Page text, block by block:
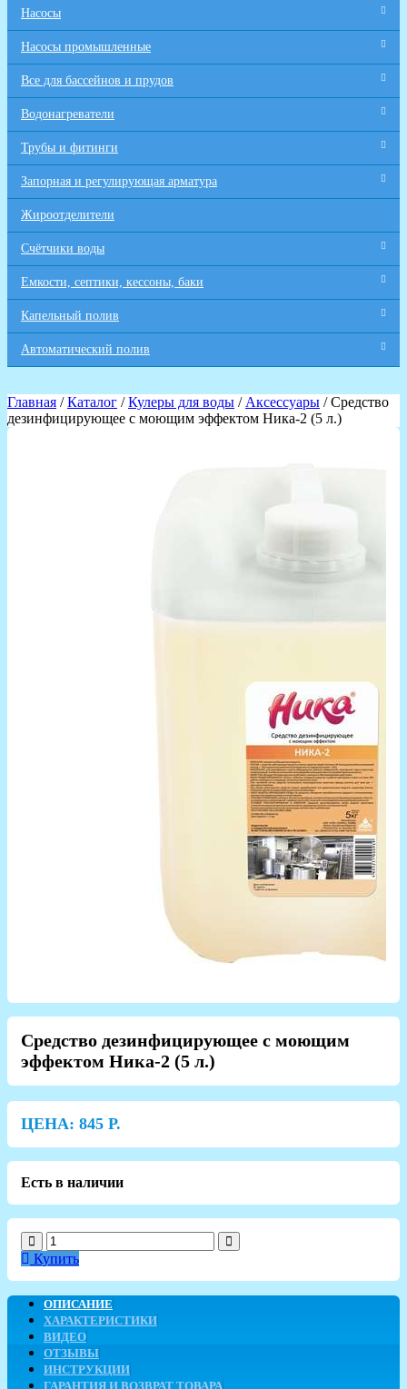
Насосы
Насосы промышленные
Все для бaссейнов и прудов
Водонагреватели
Трубы и фитинги
Запорная и регулирующая арматура
Жироотделители
Счётчики воды
Емкости, септики, кессоны, баки
Капельный полив
Автоматический полив
Главная /Каталог /Кулеры для воды / Аксессуары / Средство
дезинфицирующее с моющим эффектом Ника-2 (5 л.)
Средство дезинфицирующее с моющим
эффектом Ника-2 (5 л.)
ЦЕНА: 845 Р.
Есть в наличии
Купить
ОПИСАНИЕ
ХАРАКТЕРИСТИКИ
ВИДЕО
ОТЗЫВЫ
ИНСТРУКЦИИ
ГАРАНТИЯ И ВОЗВРАТ ТОВАРА